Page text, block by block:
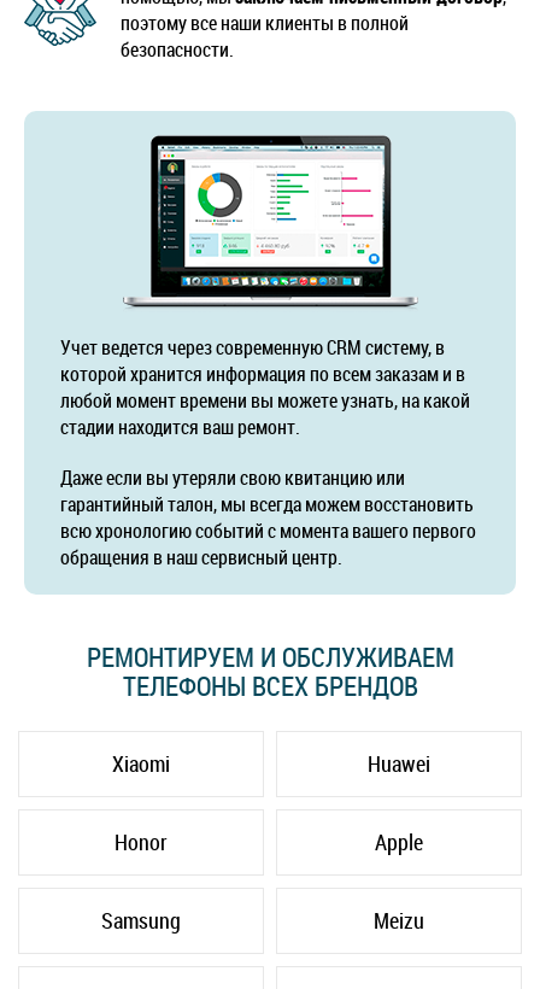
поэтому все наши клиенты в полной
безопасности.
Учет ведется через современную CRM систему, в
которой хранится информация по всем заказам и в
любой момент времени вы можете узнать, на какой
стадии находится ваш ремонт.
Даже если вы утеряли свою квитанцию или
гарантийный талон, мы всегда можем восстановить
всю хронологию событий с момента вашего первого
обращения в наш сервисный центр.
РЕМОНТИРУЕМ И ОБСЛУЖИВАЕМ
ТЕЛЕФОНЫ ВСЕХ БРЕНДОВ
Xiaomi Huawei
Honor Apple
Samsung Meizu